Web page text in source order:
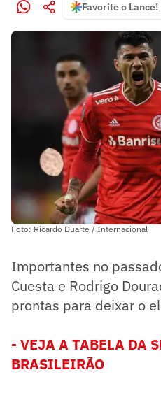
Favorite o
Foto: Ricardo Duarte / Internacional
Importantes no
Cuesta e Rodrigo
prontas para deixar o
- VEJA A TABELA DA
BRASILEIRÃO